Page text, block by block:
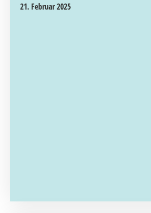
21. Februar 2025